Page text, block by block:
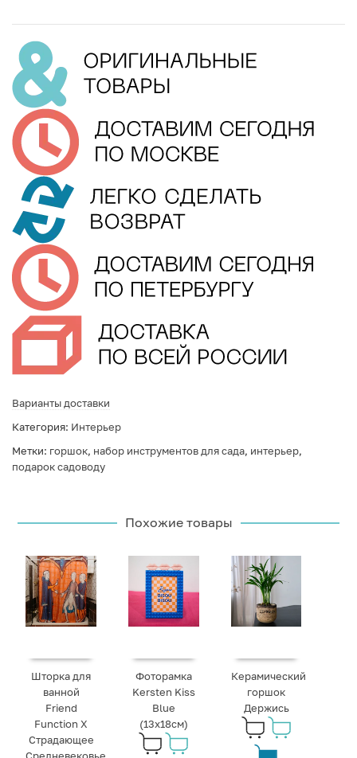
Варианты доставки
Категория: Интерьер
Метки: горшок, набор инструментов для сада, интерьер,
подарок садоводу
Похожие товары
Шторка для
ванной
Friend
Function X
Страдающее
Фоторамка
Kersten Kiss
Blue
(13x18см)
Керамический
горшок
Держись